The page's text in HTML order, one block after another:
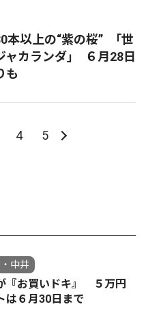
本以上の“紫の桜” ｢世
ャカランダ｣ ６月28日
も
4 5
中井
『お買いドキ』 ５万円
は６月30日まで